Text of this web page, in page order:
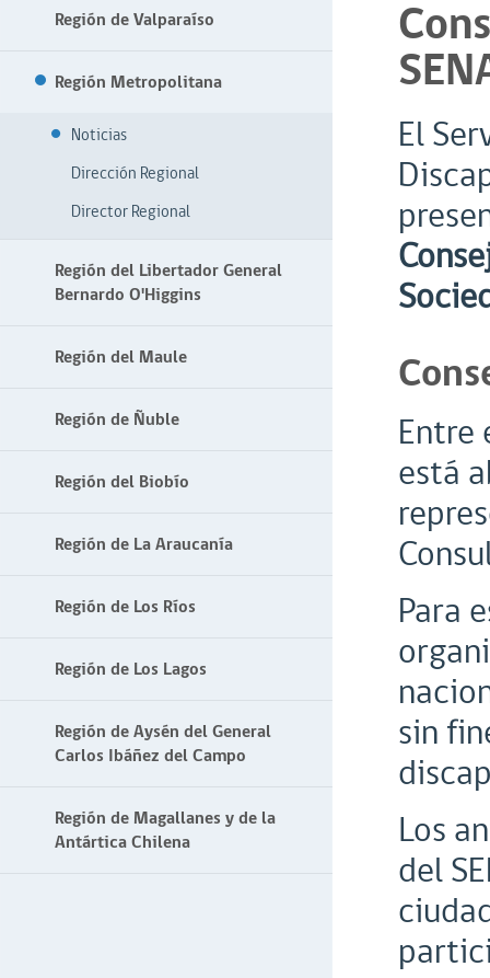
Región de Valparaíso
Región Metropolitana
Noticias
Dirección Regional
Director Regional
Región del Libertador General
Bernardo O'Higgins
Región del Maule
Región de Ñuble
Región del Biobío
Región de La Araucanía
Región de Los Ríos
Región de Los Lagos
Región de Aysén del General
Carlos Ibáñez del Campo
Región de Magallanes y de la
Antártica Chilena
El
Entre
está
Para
sin
Los
del